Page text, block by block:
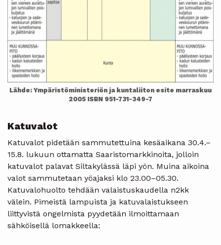
Lähde: Ympäristöministeriön ja kuntaliiton esite marraskuu
2005 ISBN 951-731-349-7
Katuvalot
Katuvalot pidetään sammutettuina kesäaikana 30.4.–
15.8. lukuun ottamatta Saaristomarkkinoita, jolloin
katuvalot palavat Siltakylässä läpi yön. Muina aikoina
valot sammutetaan yöajaksi klo 23.00–05.30.
Katuvalohuolto tehdään valaistuskaudella n2kk
välein. Pimeistä lampuista ja katuvalaistukseen
liittyvistä ongelmista pyydetään ilmoittamaan
sähköisellä lomakkeella: